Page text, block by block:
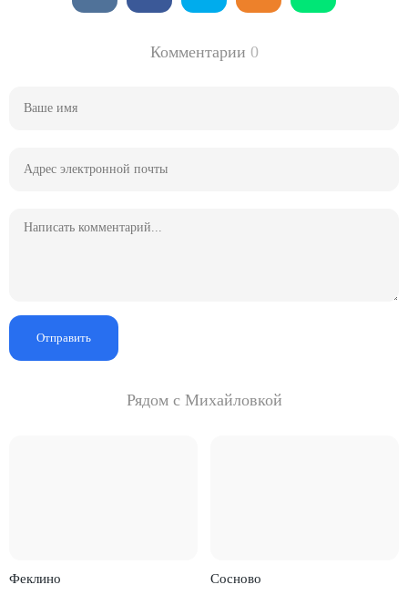
Комментарии 0
Отправить
Рядом с Михайловкой
Феклино Сосново